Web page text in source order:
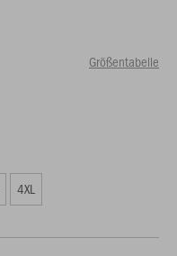
Größentabelle
4XL